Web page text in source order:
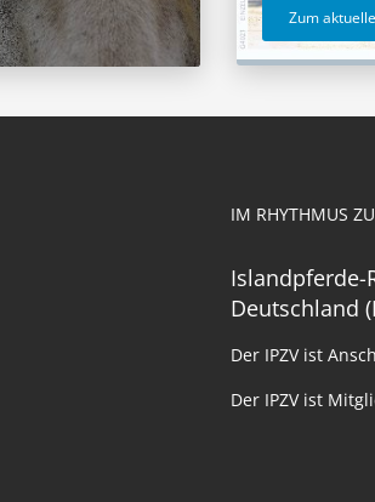
Zum
IM RHYTHMUS
Islandpferde-
Deutschland
Der IPZV ist
Der IPZV ist